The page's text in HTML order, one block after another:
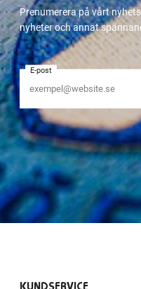
Prenumerera på vårt
nyheter och annat
E-post
KUNDSERVICE